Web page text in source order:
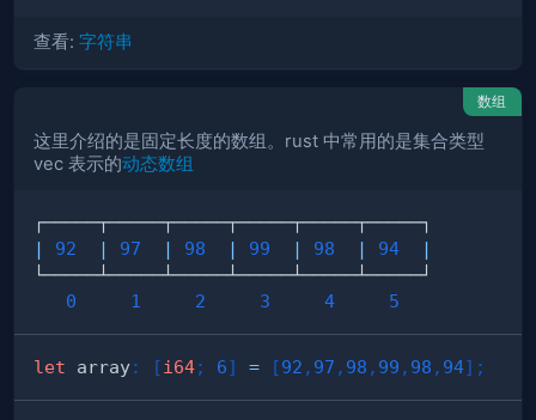
查看: 字符串
数组
这里介绍的是固定长度的数组。rust 中常用的是集合类型
vec 表示的动态数组
|
92 | 97 | 98 | 99 | 98 | 94
|
0
1 2 3 4 5
let array: [i64; 6] = [92 , 97 , 98 , 99 , 98 , 94] ;